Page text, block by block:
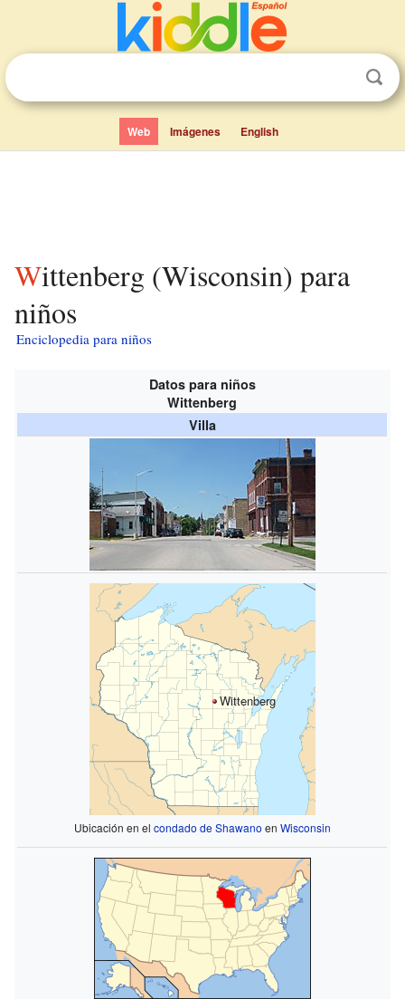
Web Imágenes English
Wittenberg (Wisconsin) para
niños
Enciclopedia para niños
Datos para niños
Wittenberg
Villa
Wittenberg
Ubicación en el condado de Shawano en Wisconsin